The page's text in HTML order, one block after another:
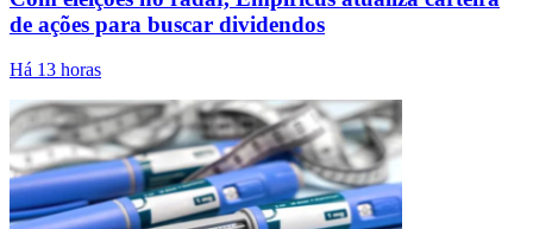
de ações para buscar dividendos
Há 13 horas